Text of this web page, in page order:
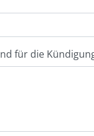
für die